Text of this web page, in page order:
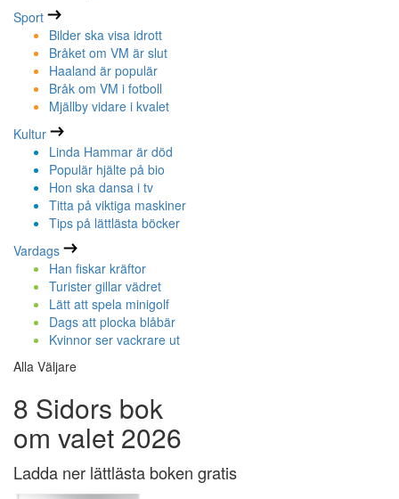
Sport
Bilder ska visa idrott
Bråket om VM är slut
Haaland är populär
Bråk om VM i fotboll
Mjällby vidare i kvalet
Kultur
Linda Hammar är död
Populär hjälte på bio
Hon ska dansa i tv
Titta på viktiga maskiner
Tips på lättlästa böcker
Vardags
Han fiskar kräftor
Turister gillar vädret
Lätt att spela minigolf
Dags att plocka blåbär
Kvinnor ser vackrare ut
Alla Väljare
8 Sidors bok
om valet 2026
Ladda ner lättlästa boken gratis